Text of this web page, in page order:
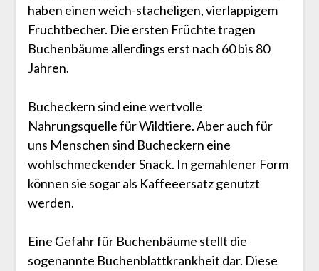
haben einen weich-stacheligen, vierlappigem
Fruchtbecher. Die ersten Früchte tragen
Buchenbäume allerdings erst nach 60 bis 80
Jahren.
Bucheckern sind eine wertvolle
Nahrungsquelle für Wildtiere. Aber auch für
uns Menschen sind Bucheckern eine
wohlschmeckender Snack. In gemahlener Form
können sie sogar als Kaffeeersatz genutzt
werden.
Eine Gefahr für Buchenbäume stellt die
sogenannte Buchenblattkrankheit dar. Diese